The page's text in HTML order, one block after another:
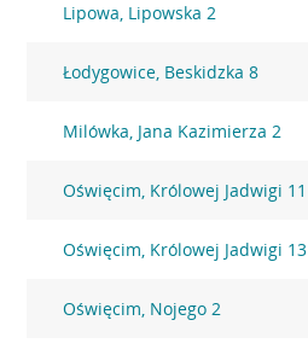
Lipowa, Lipowska 2
Łodygowice, Beskidzka 8
Milówka, Jana Kazimierza 2
Oświęcim, Królowej Jadwigi 11
Oświęcim, Królowej Jadwigi 13
Oświęcim, Nojego 2